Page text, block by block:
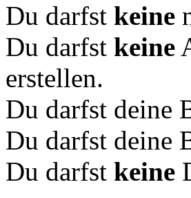
Du darfst keine
Du darfst keine
erstellen.
Du darfst deine
Du darfst deine
Du darfst keine